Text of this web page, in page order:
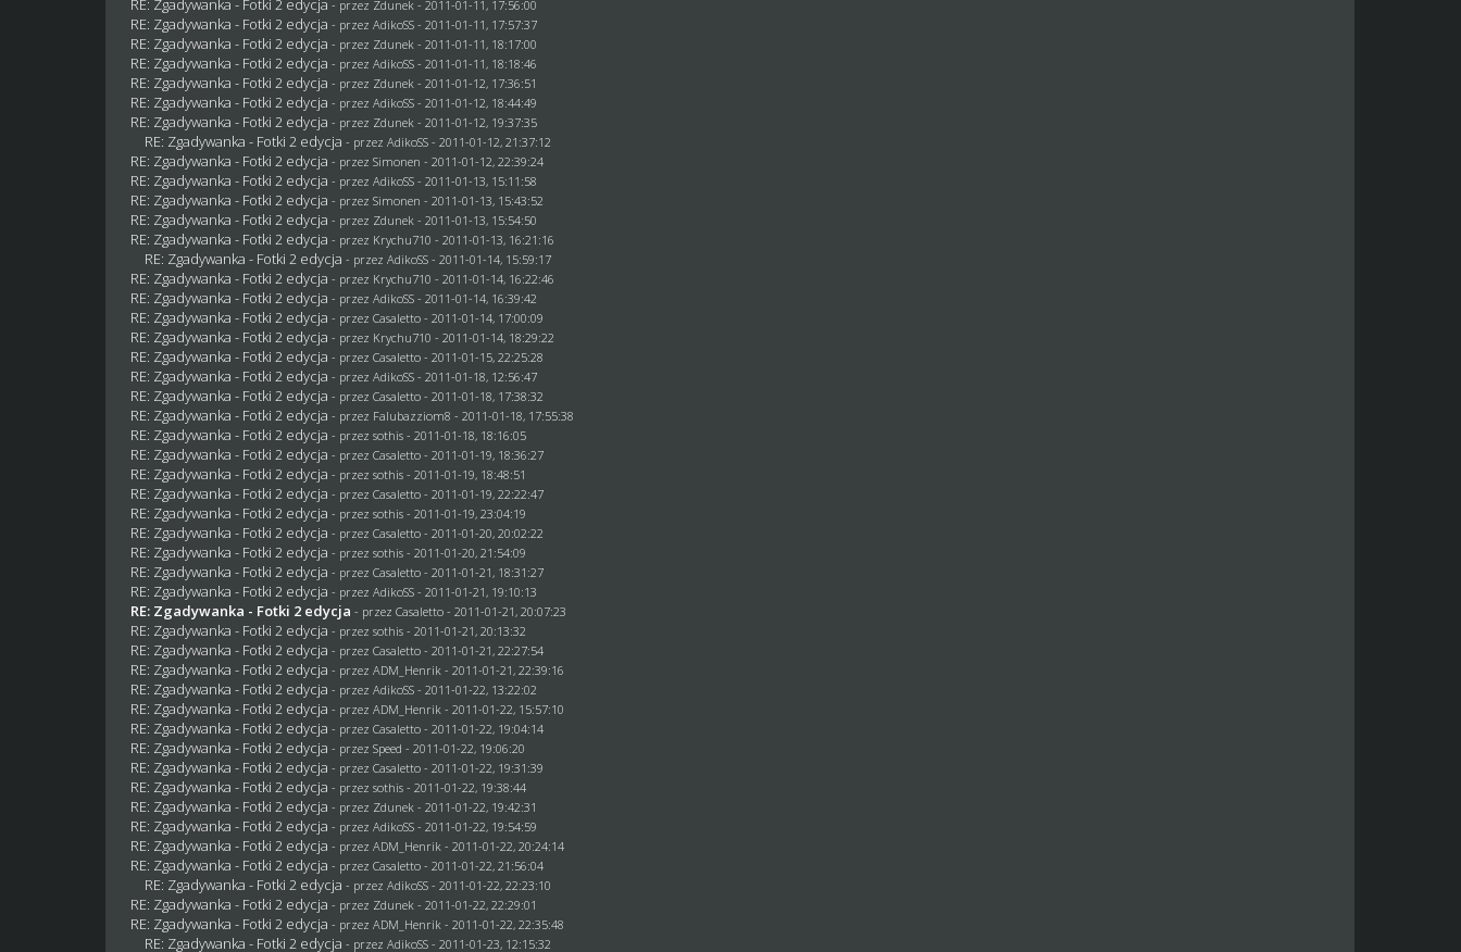
RE: Zgadywanka - Fotki 2 edycja - przez Zdunek - 2011-01-11, 17:56:00
RE: Zgadywanka - Fotki 2 edycja - przez AdikoSS - 2011-01-11, 17:57:37
RE: Zgadywanka - Fotki 2 edycja - przez Zdunek - 2011-01-11, 18:17:00
RE: Zgadywanka - Fotki 2 edycja - przez AdikoSS - 2011-01-11, 18:18:46
RE: Zgadywanka - Fotki 2 edycja - przez Zdunek - 2011-01-12, 17:36:51
RE: Zgadywanka - Fotki 2 edycja - przez AdikoSS - 2011-01-12, 18:44:49
RE: Zgadywanka - Fotki 2 edycja - przez Zdunek - 2011-01-12, 19:37:35
RE: Zgadywanka - Fotki 2 edycja - przez AdikoSS - 2011-01-12, 21:37:12
RE: Zgadywanka - Fotki 2 edycja - przezSimonen - 2011-01-12, 22:39:24
RE: Zgadywanka - Fotki 2 edycja - przez AdikoSS - 2011-01-13, 15:11:58
RE: Zgadywanka - Fotki 2 edycja - przezSimonen - 2011-01-13, 15:43:52
RE: Zgadywanka - Fotki 2 edycja - przez Zdunek - 2011-01-13, 15:54:50
RE: Zgadywanka - Fotki 2 edycja - przez Krychu710 - 2011-01-13, 16:21:16
RE: Zgadywanka - Fotki 2 edycja - przez AdikoSS - 2011-01-14, 15:59:17
RE: Zgadywanka - Fotki 2 edycja - przez Krychu710 - 2011-01-14, 16:22:46
RE: Zgadywanka - Fotki 2 edycja - przez AdikoSS - 2011-01-14, 16:39:42
RE: Zgadywanka - Fotki 2 edycja - przezCasaletto - 2011-01-14, 17:00:09
RE: Zgadywanka - Fotki 2 edycja - przez Krychu710 - 2011-01-14, 18:29:22
RE: Zgadywanka - Fotki 2 edycja - przezCasaletto - 2011-01-15, 22:25:28
RE: Zgadywanka - Fotki 2 edycja - przez AdikoSS - 2011-01-18, 12:56:47
RE: Zgadywanka - Fotki 2 edycja - przezCasaletto - 2011-01-18, 17:38:32
RE: Zgadywanka - Fotki 2 edycja - przez Falubazziom8 - 2011-01-18, 17:55:38
RE: Zgadywanka - Fotki 2 edycja - przezsothis - 2011-01-18, 18:16:05
RE: Zgadywanka - Fotki 2 edycja - przezCasaletto - 2011-01-19, 18:36:27
RE: Zgadywanka - Fotki 2 edycja - przezsothis - 2011-01-19, 18:48:51
RE: Zgadywanka - Fotki 2 edycja - przezCasaletto - 2011-01-19, 22:22:47
RE: Zgadywanka - Fotki 2 edycja - przezsothis - 2011-01-19, 23:04:19
RE: Zgadywanka - Fotki 2 edycja - przezCasaletto - 2011-01-20, 20:02:22
RE: Zgadywanka - Fotki 2 edycja - przezsothis - 2011-01-20, 21:54:09
RE: Zgadywanka - Fotki 2 edycja - przezCasaletto - 2011-01-21, 18:31:27
RE: Zgadywanka - Fotki 2 edycja - przez AdikoSS - 2011-01-21, 19:10:13
RE: Zgadywanka - Fotki 2 edycja - przezCasaletto - 2011-01-21, 20:07:23
RE: Zgadywanka - Fotki 2 edycja - przezsothis - 2011-01-21, 20:13:32
RE: Zgadywanka - Fotki 2 edycja - przezCasaletto - 2011-01-21, 22:27:54
RE: Zgadywanka - Fotki 2 edycja - przezADM_Henrik - 2011-01-21, 22:39:16
RE: Zgadywanka - Fotki 2 edycja - przez AdikoSS - 2011-01-22, 13:22:02
RE: Zgadywanka - Fotki 2 edycja - przezADM_Henrik - 2011-01-22, 15:57:10
RE: Zgadywanka - Fotki 2 edycja - przezCasaletto - 2011-01-22, 19:04:14
RE: Zgadywanka - Fotki 2 edycja - przezSpeed - 2011-01-22, 19:06:20
RE: Zgadywanka - Fotki 2 edycja - przezCasaletto - 2011-01-22, 19:31:39
RE: Zgadywanka - Fotki 2 edycja - przezsothis - 2011-01-22, 19:38:44
RE: Zgadywanka - Fotki 2 edycja - przez Zdunek - 2011-01-22, 19:42:31
RE: Zgadywanka - Fotki 2 edycja - przez AdikoSS - 2011-01-22, 19:54:59
RE: Zgadywanka - Fotki 2 edycja - przezADM_Henrik - 2011-01-22, 20:24:14
RE: Zgadywanka - Fotki 2 edycja - przezCasaletto - 2011-01-22, 21:56:04
RE: Zgadywanka - Fotki 2 edycja - przez AdikoSS - 2011-01-22, 22:23:10
RE: Zgadywanka - Fotki 2 edycja - przez Zdunek - 2011-01-22, 22:29:01
RE: Zgadywanka - Fotki 2 edycja - przezADM_Henrik - 2011-01-22, 22:35:48
RE: Zgadywanka - Fotki 2 edycja - przez AdikoSS - 2011-01-23, 12:15:32